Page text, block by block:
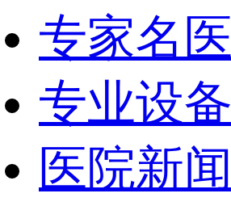
专家名医
专业设备
医院新闻